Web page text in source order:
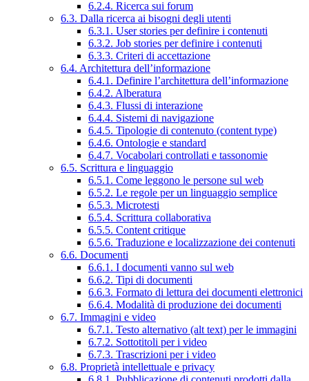
6.2.4. Ricerca sui forum
6.3. Dalla ricerca ai bisogni degli utenti
6.3.1. User stories per definire i contenuti
6.3.2. Job stories per definire i contenuti
6.3.3. Criteri di accettazione
6.4. Architettura dell’informazione
6.4.1. Definire l’architettura dell’informazione
6.4.2. Alberatura
6.4.3. Flussi di interazione
6.4.4. Sistemi di navigazione
6.4.5. Tipologie di contenuto (content type)
6.4.6. Ontologie e standard
6.4.7. Vocabolari controllati e tassonomie
6.5. Scrittura e linguaggio
6.5.1. Come leggono le persone sul web
6.5.2. Le regole per un linguaggio semplice
6.5.3. Microtesti
6.5.4. Scrittura collaborativa
6.5.5. Content critique
6.5.6. Traduzione e localizzazione dei contenuti
6.6. Documenti
6.6.1. I documenti vanno sul web
6.6.2. Tipi di documenti
6.6.3. Formato di lettura dei documenti elettronici
6.6.4. Modalità di produzione dei documenti
6.7. Immagini e video
6.7.1. Testo alternativo (alt text) per le immagini
6.7.2. Sottotitoli per i video
6.7.3. Trascrizioni per i video
6.8. Proprietà intellettuale e privacy